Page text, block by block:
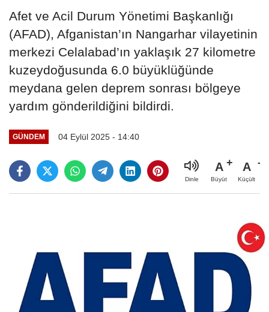
Afet ve Acil Durum Yönetimi Başkanlığı
(AFAD), Afganistan’ın Nangarhar vilayetinin
merkezi Celalabad’ın yaklaşık 27 kilometre
kuzeydoğusunda 6.0 büyüklüğünde
meydana gelen deprem sonrası bölgeye
yardım gönderildiğini bildirdi.
GÜNDEM 04 Eylül 2025 - 14:40
Dinle
A
Büyüt
A
Küçült